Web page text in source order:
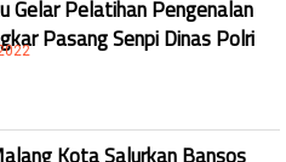
Gelar Pelatihan Pengenalan
Pasang Senpi Dinas Polri